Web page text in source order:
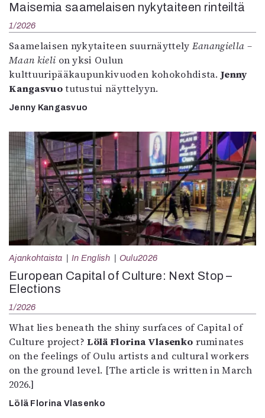
Maisemia saamelaisen nykytaiteen rinteiltä
1/2026
Saamelaisen nykytaiteen suurnäyttely Eanangiella –
Maan kieli on yksi Oulun
kulttuuripääkaupunkivuoden kohokohdista.Jenny
Kangasvuotutustui näyttelyyn.
Jenny Kangasvuo
Ajankohtaista In English Oulu2026
European Capital of Culture: Next Stop –
Elections
1/2026
What lies beneath the shiny surfaces of Capital of
Culture project?Lölä Florina Vlasenko ruminates
on the feelings of Oulu artists and cultural workers
on the ground level. [The article is written in March
2026.]
Lölä Florina Vlasenko